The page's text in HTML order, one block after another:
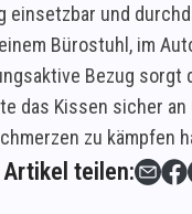
einsetzbar und
Bürostuhl, im
Bezug sorgt
das Kissen sicher
zu kämpfen
Artikel teilen: